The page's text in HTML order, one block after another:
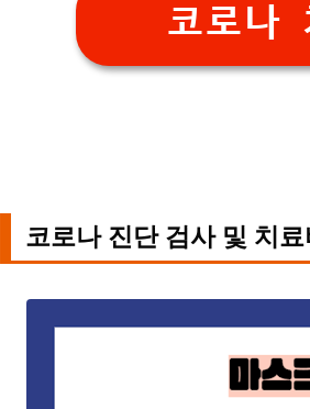
코로나
코로나 진단 검사 및 치료